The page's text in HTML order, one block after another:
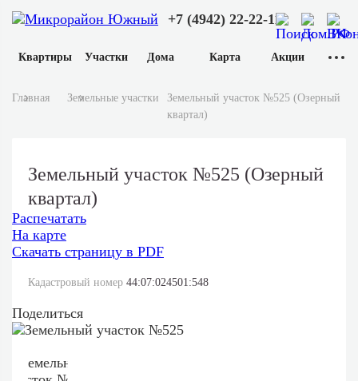
+7 (4942) 22-22-11
Квартиры Участки Дома Карта Акции
Главная Земельные участки
Земельный участок №525 (Озерный
квартал)
Земельный участок №525 (Озерный
квартал)
Распечатать
На карте
Скачать страницу в PDF
Кадастровый номер 44:07:024501:548
Поделиться